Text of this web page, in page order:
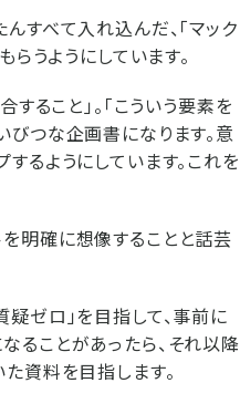
すべて入れ込んだ、「マック
らうようにしています。
ること」。「こういう要素を
びつな企画書になります。意
るようにしています。これを
明確に想像することと話芸
ゼロ」を目指して、事前に
ることがあったら、それ以降
資料を目指します。